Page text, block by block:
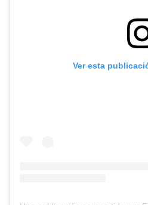
Ver esta